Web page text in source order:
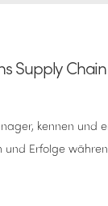
Supply Chain
kennen und
und Erfolge